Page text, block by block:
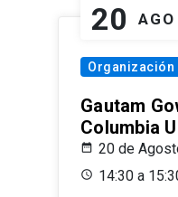
20 AGO
Organización
Gautam
Columbia
20 de
14:30 a